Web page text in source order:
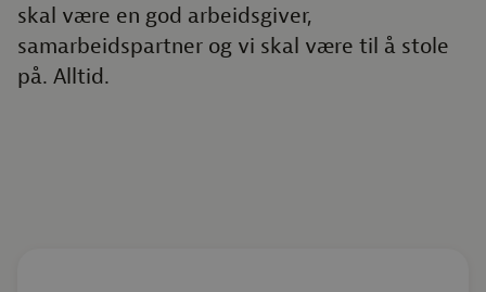
skal være en god arbeidsgiver,
samarbeidspartner og vi skal være til å stole
på. Alltid.